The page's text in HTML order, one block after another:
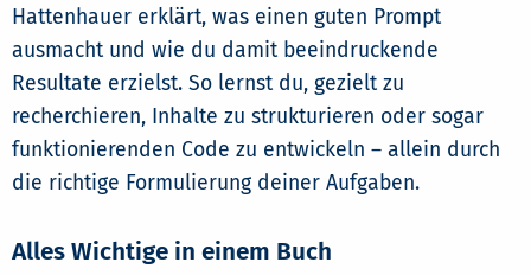
Hattenhauer erklärt, was einen guten Prompt
ausmacht und wie du damit beeindruckende
Resultate erzielst. So lernst du, gezielt zu
recherchieren, Inhalte zu strukturieren oder sogar
funktionierenden Code zu entwickeln – allein durch
die richtige Formulierung deiner Aufgaben.
Alles Wichtige in einem Buch